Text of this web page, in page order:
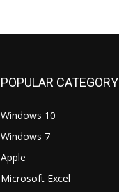
POPULAR CATEGORY
Windows 10
Windows 7
Apple
Microsoft Excel